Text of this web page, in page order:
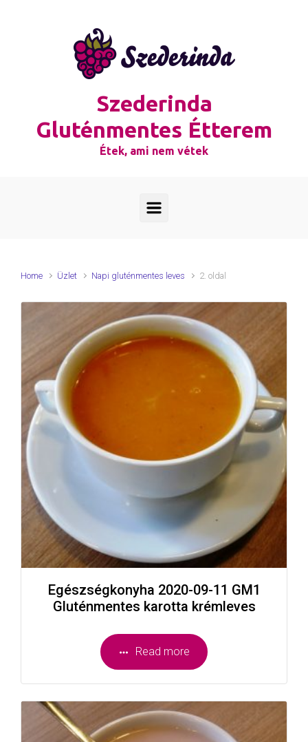
Szederinda
Gluténmentes Étterem
Étek, ami nem vétek
Home Üzlet Napi gluténmentes leves 2. oldal
Egészségkonyha 2020-09-11 GM1
Gluténmentes karotta krémleves
Read more